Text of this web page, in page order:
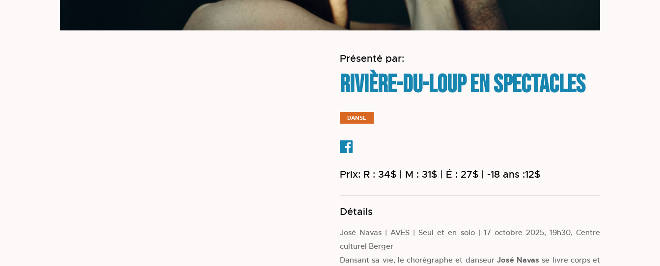
Présenté par:
Rivière-du-Loup en spectacles
DANSE
Prix: R : 34$ | M : 31$ | É : 27$ | -18 ans :12$
Détails
José Navas | AVES | Seul et en solo | 17 octobre 2025, 19h30, Centre
culturel Berger
Dansant sa vie, le chorégraphe et danseur José Navas se livre corps et